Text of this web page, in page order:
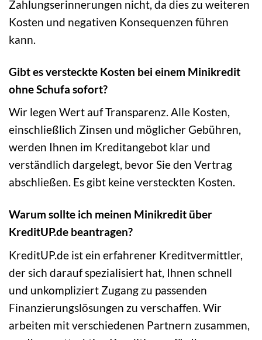
Zahlungserinnerungen nicht, da dies zu weiteren
Kosten und negativen Konsequenzen führen
kann.
Gibt es versteckte Kosten bei einem Minikredit
ohne Schufa sofort?
Wir legen Wert auf Transparenz. Alle Kosten,
einschließlich Zinsen und möglicher Gebühren,
werden Ihnen im Kreditangebot klar und
verständlich dargelegt, bevor Sie den Vertrag
abschließen. Es gibt keine versteckten Kosten.
Warum sollte ich meinen Minikredit über
KreditUP.de beantragen?
KreditUP.de ist ein erfahrener Kreditvermittler,
der sich darauf spezialisiert hat, Ihnen schnell
und unkompliziert Zugang zu passenden
Finanzierungslösungen zu verschaffen. Wir
arbeiten mit verschiedenen Partnern zusammen,